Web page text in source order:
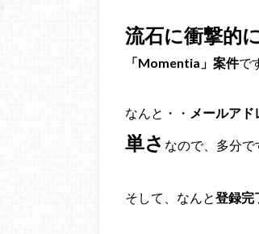
流石に衝撃的
「Momentia」案件で
なんと・・ メールア
単さ なので、多分で
そして、なんと登録完